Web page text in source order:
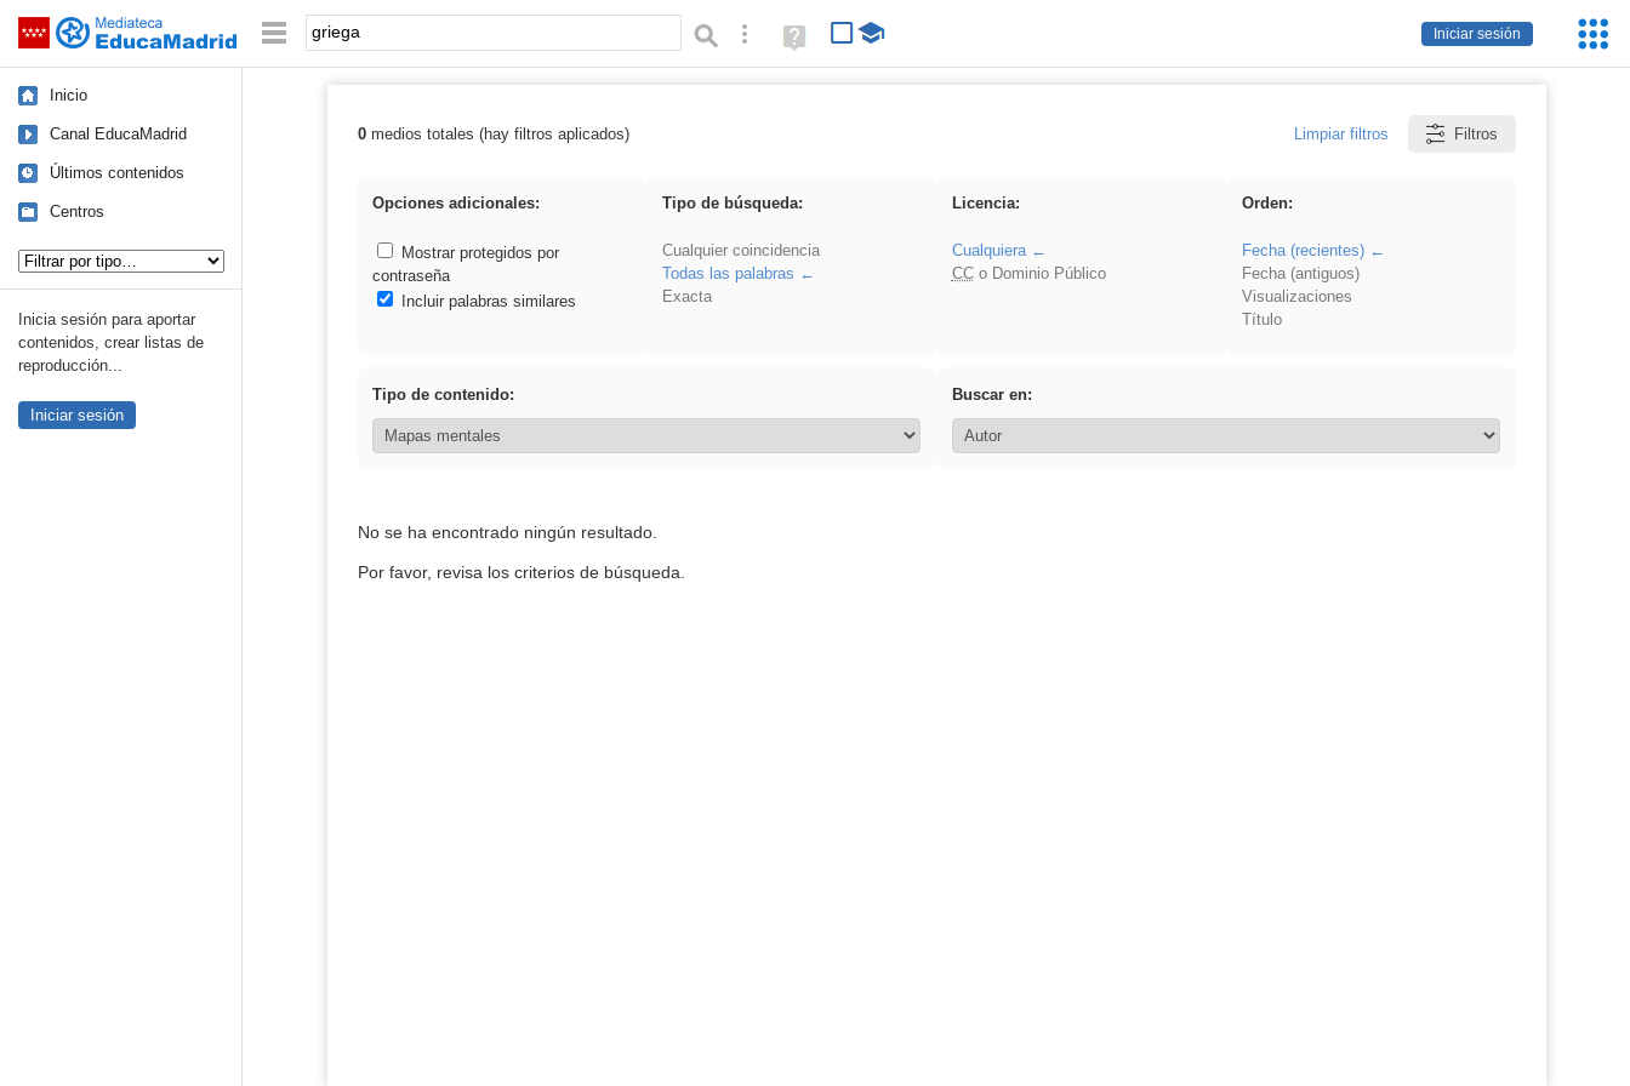
Saltar navegación
Iniciar sesión
Palabra o frase: Búsqueda avanzada
Ayuda
(en
Inicio
Canal EducaMadrid
Últimos contenidos
Centros
Inicia sesión para aportar
contenidos, crear listas de
reproducción...
Iniciar sesión
Resultados de: griega
0medios totales (hay filtros aplicados) Limpiar filtros Filtros
Opciones adicionales:
Mostrar protegidos por
contraseña
Incluir palabras similares
Tipo de búsqueda:
Cualquier coincidencia
Todas las palabras
Exacta
Licencia:
Cualquiera
CCo Dominio Público
Orden:
Fecha (recientes)
Fecha (antiguos)
Visualizaciones
Título
Tipo de contenido: Buscar en:
No se ha encontrado ningún resultado.
Por favor, revisa los criterios de búsqueda.